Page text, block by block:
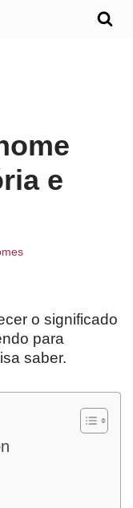
e
o significado
para
saber.